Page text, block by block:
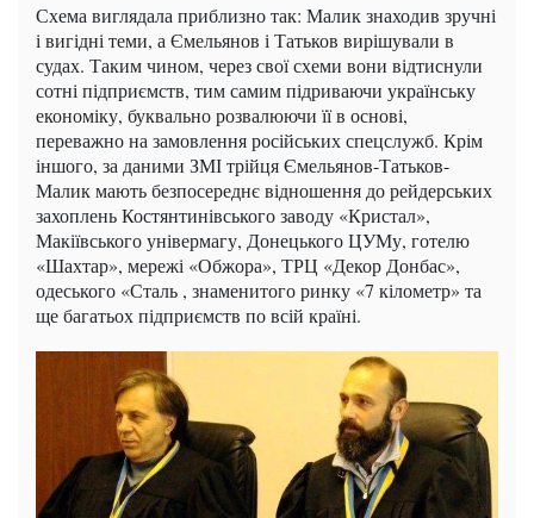
Схема виглядала приблизно так: Малик знаходив зручні
і вигідні теми, а Ємельянов і Татьков вирішували в
судах. Таким чином, через свої схеми вони відтиснули
сотні підприємств, тим самим підриваючи українську
економіку, буквально розвалюючи її в основі,
переважно на замовлення російських спецслужб. Крім
іншого, за даними ЗМІ трійця Ємельянов-Татьков-
Малик мають безпосереднє відношення до рейдерських
захоплень Костянтинівського заводу «Кристал»,
Макіївського універмагу, Донецького ЦУМу, готелю
«Шахтар», мережі «Обжора», ТРЦ «Декор Донбас»,
одеського «Сталь , знаменитого ринку «7 кілометр» та
ще багатьох підприємств по всій країні.